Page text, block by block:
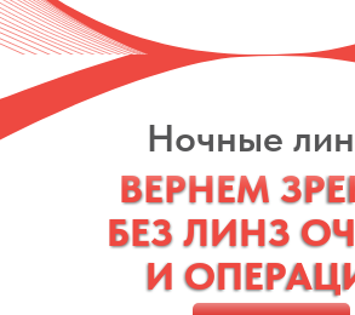
Ночные
ВЕРНЕМ
БЕЗ ЛИНЗ
И
ВЕРНЕМ
БЕЗ ЛИНЗ
И